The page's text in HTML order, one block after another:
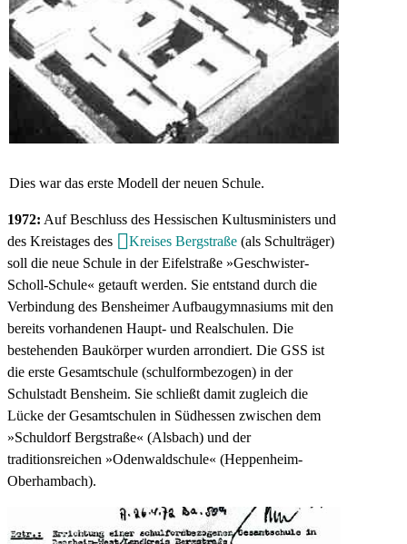
Dies war das erste Modell der neuen Schule.
1972: Auf Beschluss des Hessischen Kultusministers und
des Kreistages des
Kreises Bergstraße (als Schulträger)
soll die neue Schule in der Eifelstraße »Geschwister-
Scholl-Schule« getauft werden. Sie entstand durch die
Verbindung des Bensheimer Aufbaugymnasiums mit den
bereits vorhandenen Haupt- und Realschulen. Die
bestehenden Baukörper wurden arrondiert. Die GSS ist
die erste Gesamtschule (schulformbezogen) in der
Schulstadt Bensheim. Sie schließt damit zugleich die
Lücke der Gesamtschulen in Südhessen zwischen dem
»Schuldorf Bergstraße« (Alsbach) und der
traditionsreichen »Odenwaldschule« (Heppenheim-
Oberhambach).